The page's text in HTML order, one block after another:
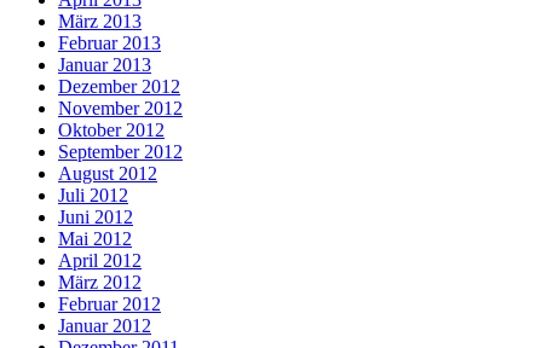
März 2013
Februar 2013
Januar 2013
Dezember 2012
November 2012
Oktober 2012
September 2012
August 2012
Juli 2012
Juni 2012
Mai 2012
April 2012
März 2012
Februar 2012
Januar 2012